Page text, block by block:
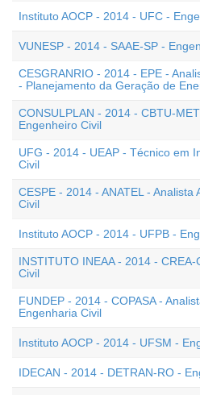
Instituto AOCP - 2014 - UFC -
VUNESP - 2014 - SAAE-SP -
CESGRANRIO - 2014 - EPE -
- Planejamento da Geração de
CONSULPLAN - 2014 - CBTU-
Engenheiro Civil
UFG - 2014 - UEAP - Técnico em
Civil
CESPE - 2014 - ANATEL -
Civil
Instituto AOCP - 2014 - UFPB -
INSTITUTO INEAA - 2014 -
Civil
FUNDEP - 2014 - COPASA -
Engenharia Civil
Instituto AOCP - 2014 - UFSM -
IDECAN - 2014 - DETRAN-RO -